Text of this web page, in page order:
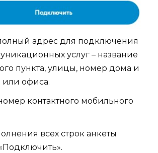
адрес для подключения
услуг – название
пункта, улицы, номер дома и
или офиса.
контактного мобильного
всех строк анкеты